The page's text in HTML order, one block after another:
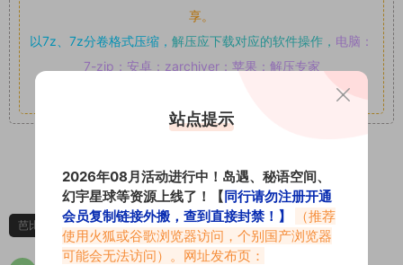
享。
以7z、7z分卷格式压缩， 解压应下载对应的软件操作， 电脑：
7-zip；安卓：zarchiver；苹果：解压专家
1 0
芭比洁 芭比洁微密圈
站点提示
2026年08月活动进行中！岛遇、秘语空间、
幻宇星球等资源上线了！【同行请勿注册开通
会员复制链接外搬，查到直接封禁！】
（推荐
使用火狐或谷歌浏览器访问，个别国产浏览器
可能会无法访问）。网址发布页：